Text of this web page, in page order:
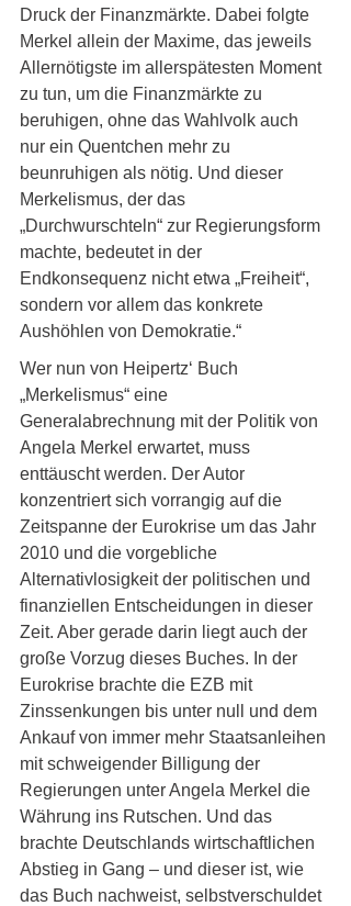
Druck der Finanzmärkte. Dabei folgte
Merkel allein der Maxime, das jeweils
Allernötigste im allerspätesten Moment
zu tun, um die Finanzmärkte zu
beruhigen, ohne das Wahlvolk auch
nur ein Quentchen mehr zu
beunruhigen als nötig. Und dieser
Merkelismus, der das
„Durchwurschteln“ zur Regierungsform
machte, bedeutet in der
Endkonsequenz nicht etwa „Freiheit“,
sondern vor allem das konkrete
Aushöhlen von Demokratie.“
Wer nun von Heipertz‘ Buch
„Merkelismus“ eine
Generalabrechnung mit der Politik von
Angela Merkel erwartet, muss
enttäuscht werden. Der Autor
konzentriert sich vorrangig auf die
Zeitspanne der Eurokrise um das Jahr
2010 und die vorgebliche
Alternativlosigkeit der politischen und
finanziellen Entscheidungen in dieser
Zeit. Aber gerade darin liegt auch der
große Vorzug dieses Buches. In der
Eurokrise brachte die EZB mit
Zinssenkungen bis unter null und dem
Ankauf von immer mehr Staatsanleihen
mit schweigender Billigung der
Regierungen unter Angela Merkel die
Währung ins Rutschen. Und das
brachte Deutschlands wirtschaftlichen
Abstieg in Gang – und dieser ist, wie
das Buch nachweist, selbstverschuldet